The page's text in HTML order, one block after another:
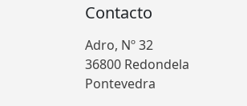
Contacto
Adro, Nº 32
36800 Redondela
Pontevedra